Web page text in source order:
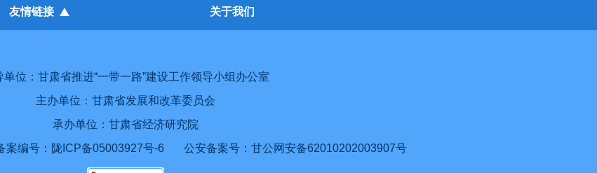
友情链接 关于我们
单位：甘肃省推进“一带一路”建设工作领导小组办公室
主办单位：甘肃省发展和改革委员会
承办单位：甘肃省经济研究院
案编号：陇ICP备05003927号-6 公安备案号：甘公网安备62010202003907号